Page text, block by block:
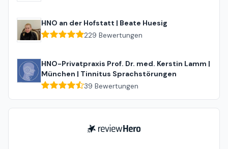
HNO an der Hofstatt | Beate Huesig
229 Bewertungen
HNO-Privatpraxis Prof. Dr. med. Kerstin Lamm |
München | Tinnitus Sprachstörungen
39 Bewertungen
ReviewHero